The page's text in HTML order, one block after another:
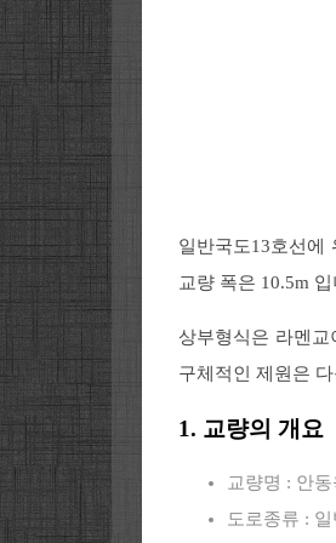
일반국도13호선에
교량 폭은 10.5m 입
상부형식은 라멘
구체적인 제원은
1. 교량의 개요
교량명 : 안
도로종류 : 일